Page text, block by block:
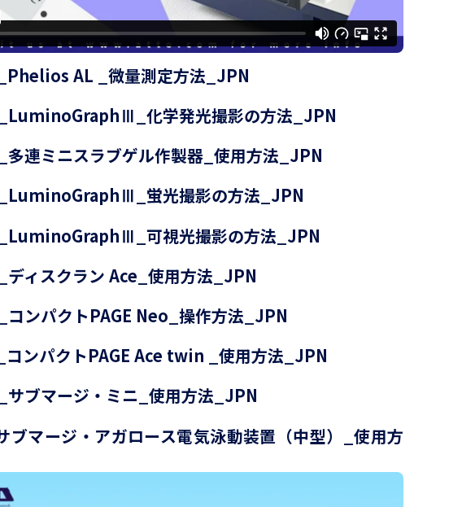
AL _微量測定方法_JPN
化学発光撮影の方法_JPN
多連ミニスラブゲル作製器_使用方法_JPN
蛍光撮影の方法_JPN
可視光撮影の方法_JPN
ディスクラン Ace_使用方法_JPN
コンパクトPAGE Neo_操作方法_JPN
コンパクトPAGE Ace twin _使用方法_JPN
サブマージ・ミニ_使用方法_JPN
ブマージ・アガロース電気泳動装置（中型）_使用方